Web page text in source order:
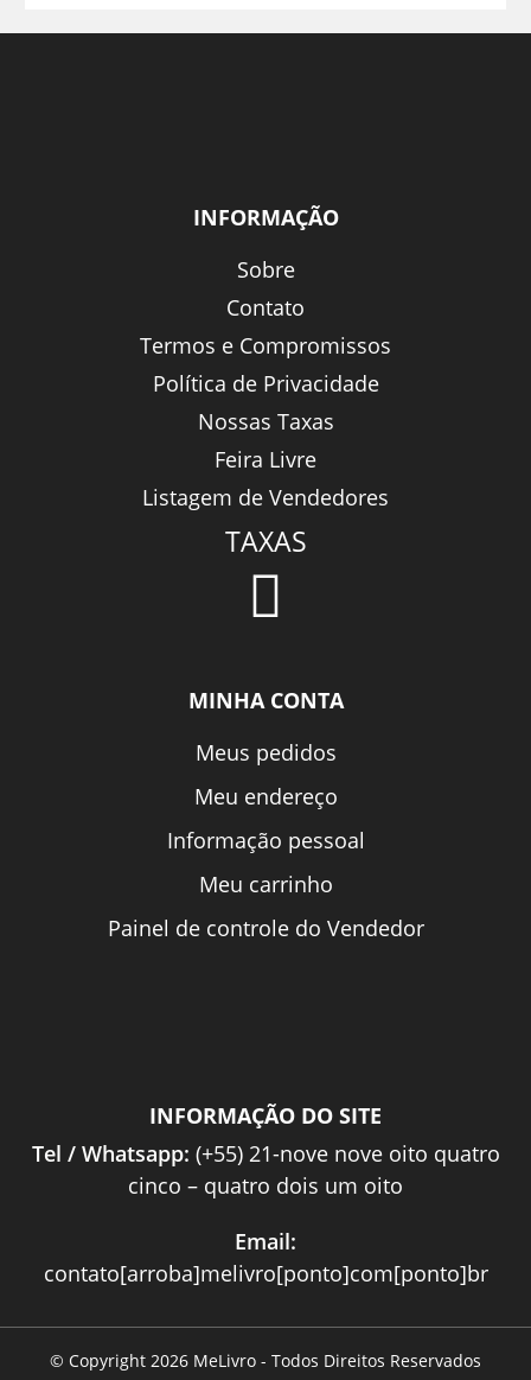
INFORMAÇÃO
Sobre
Contato
Termos e Compromissos
Política de Privacidade
Nossas Taxas
Feira Livre
Listagem de Vendedores
TAXAS
MINHA CONTA
Meus pedidos
Meu endereço
Informação pessoal
Meu carrinho
Painel de controle do Vendedor
INFORMAÇÃO DO SITE
Tel / Whatsapp: (+55) 21-nove nove oito quatro
cinco – quatro dois um oito
Email:
contato[arroba]melivro[ponto]com[ponto]br
© Copyright 2026 MeLivro - Todos Direitos Reservados